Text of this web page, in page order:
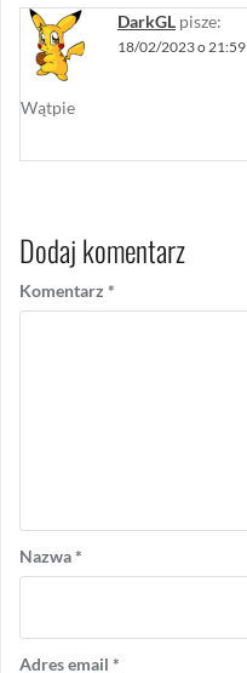
DarkGL pisze:
18/02/2023 o 21:59
Wątpie
Dodaj komentarz
Komentarz *
Nazwa*
Adres email *